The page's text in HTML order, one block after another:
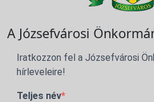
A Józsefvárosi
Iratkozzon fel a Józsefvárosi
hírleveleire!
Teljes név